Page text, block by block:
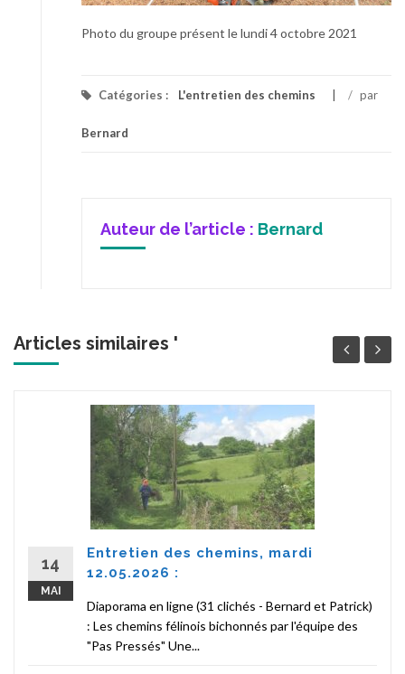
Photo du groupe présent le lundi 4 octobre 2021
Catégories : L'entretien des chemins / par
Bernard
Auteur de l’article : Bernard
Articles similaires '
14
MAI
Entretien des chemins, mardi
12.05.2026 :
Diaporama en ligne (31 clichés - Bernard et Patrick)
: Les chemins félinois bichonnés par l'équipe des
"Pas Pressés" Une...